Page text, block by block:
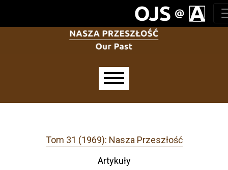
Tom 31 (1969): Nasza Przeszłość
Artykuły